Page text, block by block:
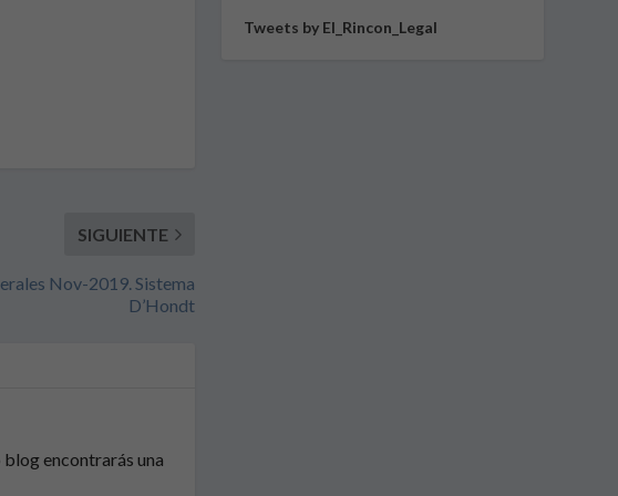
SIGUIENTE
Nov-2019. Sistema
D’Hondt
encontrarás una
Tweets by El_Rincon_Legal